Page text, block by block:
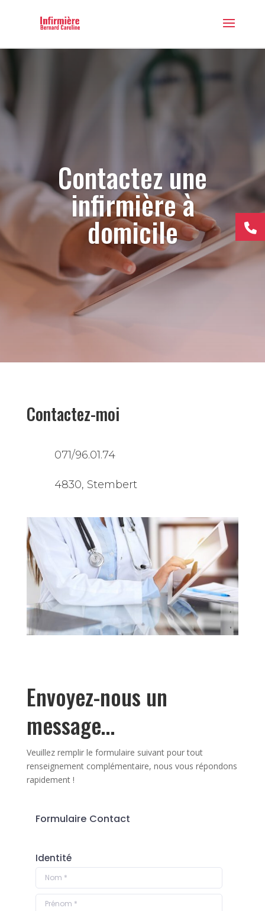
Contactez une
infirmière à
domicile
Contactez-moi
071/96.01.74
4830, Stembert
Envoyez-nous un
message…
Veuillez remplir le formulaire suivant pour tout
renseignement complémentaire, nous vous répondons
rapidement !